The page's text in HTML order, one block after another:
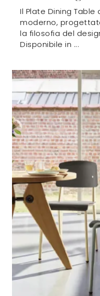
Il Plate Dining
moderno,
la filosofia del
Disponibile in ...